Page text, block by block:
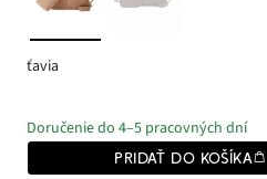
ťavia
Doručenie do 4–5 pracovných dní
PRIDAŤ DO KOŠÍKA